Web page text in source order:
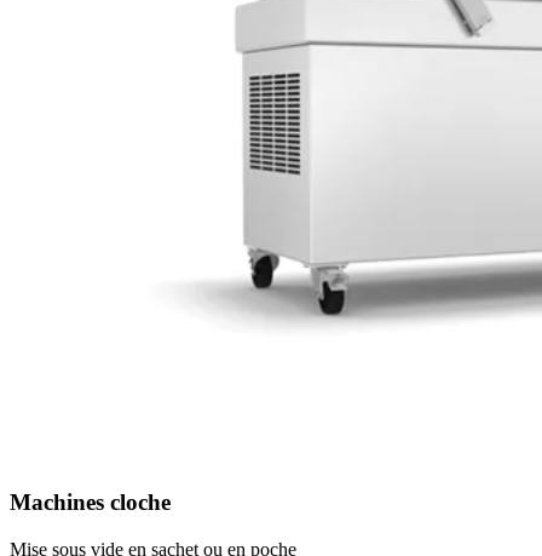
Machines cloche
Mise sous vide en sachet ou en poche